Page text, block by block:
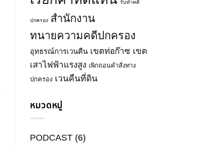
รับทำคดี
ปกครอง สำนักงาน
ทนายความคดีปกครอง
อุทธรณ์การเวนคืน เขตท่อก๊าซ เขต
เสาไฟฟ้าแรงสูง เพิกถอนคำสั่งทาง
ปกครอง เวนคืนที่ดิน
หมวดหมู่
PODCAST (6)